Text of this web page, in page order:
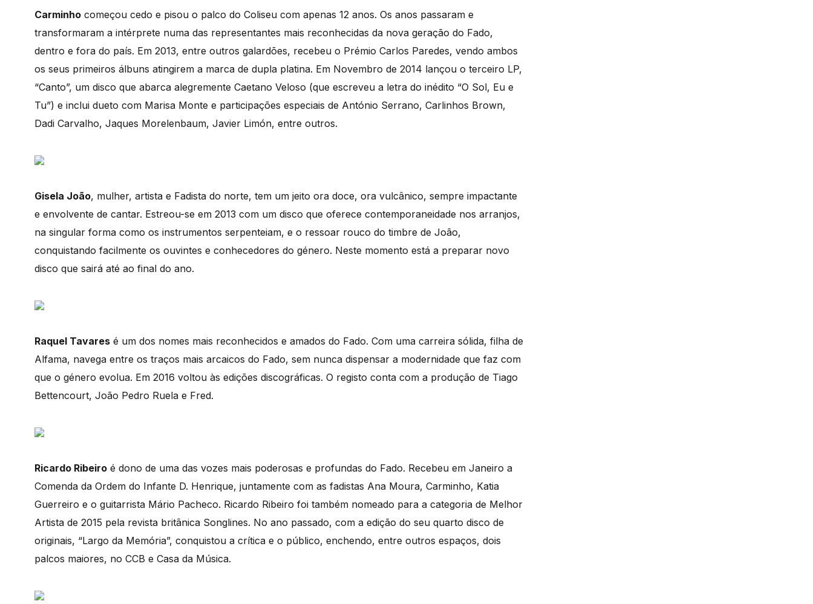
Carminho começou cedo e pisou o palco do Coliseu com apenas 12 anos. Os anos passaram e
transformaram a intérprete numa das representantes mais reconhecidas da nova geração do Fado,
dentro e fora do país. Em 2013, entre outros galardões, recebeu o Prémio Carlos Paredes, vendo ambos
os seus primeiros álbuns atingirem a marca de dupla platina. Em Novembro de 2014 lançou o terceiro LP,
“Canto”, um disco que abarca alegremente Caetano Veloso (que escreveu a letra do inédito “O Sol, Eu e
Tu”) e inclui dueto com Marisa Monte e participações especiais de António Serrano, Carlinhos Brown,
Dadi Carvalho, Jaques Morelenbaum, Javier Limón, entre outros.
Gisela João, mulher, artista e Fadista do norte, tem um jeito ora doce, ora vulcânico, sempre impactante
e envolvente de cantar. Estreou-se em 2013 com um disco que oferece contemporaneidade nos arranjos,
na singular forma como os instrumentos serpenteiam, e o ressoar rouco do timbre de João,
conquistando facilmente os ouvintes e conhecedores do género. Neste momento está a preparar novo
disco que sairá até ao final do ano.
Raquel Tavares é um dos nomes mais reconhecidos e amados do Fado. Com uma carreira sólida, filha de
Alfama, navega entre os traços mais arcaicos do Fado, sem nunca dispensar a modernidade que faz com
que o género evolua. Em 2016 voltou às edições discográficas. O registo conta com a produção de Tiago
Bettencourt, João Pedro Ruela e Fred.
Ricardo Ribeiro é dono de uma das vozes mais poderosas e profundas do Fado. Recebeu em Janeiro a
Comenda da Ordem do Infante D. Henrique, juntamente com as fadistas Ana Moura, Carminho, Katia
Guerreiro e o guitarrista Mário Pacheco. Ricardo Ribeiro foi também nomeado para a categoria de Melhor
Artista de 2015 pela revista britânica Songlines. No ano passado, com a edição do seu quarto disco de
originais, “Largo da Memória”, conquistou a crítica e o público, enchendo, entre outros espaços, dois
palcos maiores, no CCB e Casa da Música.